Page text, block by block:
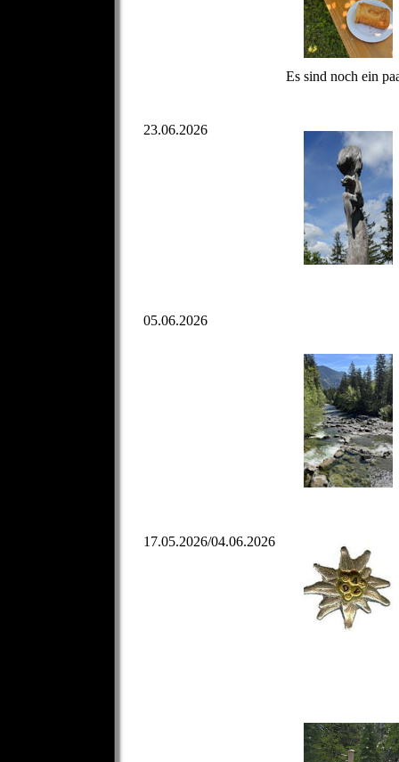
Es sind noch ein
23.06.2026
05.06.2026
17.05.2026/04.06.2026